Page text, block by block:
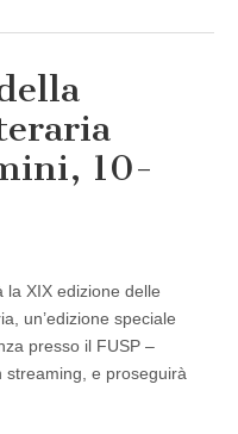
10-
la XIX edizione delle
un’edizione speciale
presso il FUSP –
streaming, e proseguirà